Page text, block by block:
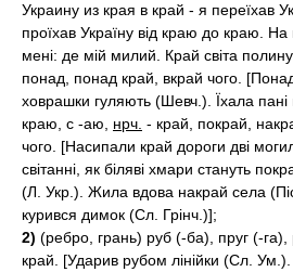
Украину из края в край - я переїхав
проїхав Україну від краю до краю.
мені: де мій милий. Край світа
понад, понад край, вкрай чого.
ховрашки гуляють (Шевч.). Їхала
краю, с -аю, нрч. - край, покрай,
чого. [Насипали край дороги дві
світанні, як біляві хмари стануть
(Л. Укр.). Жила вдова накрай села
курився димок (Сл. Грінч.)];
2) (ребро, грань) руб (-ба), пруг (-
край. [Ударив рубом лінійки (Сл.